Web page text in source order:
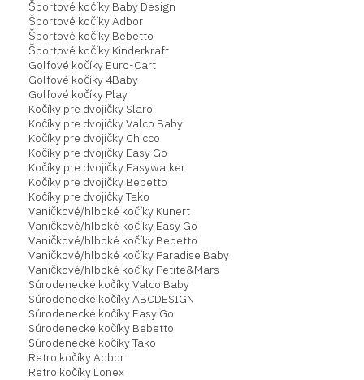
Športové kočíky Baby Design
Športové kočíky Adbor
Športové kočíky Bebetto
Športové kočíky Kinderkraft
Golfové kočíky Euro-Cart
Golfové kočíky 4Baby
Golfové kočíky Play
Kočíky pre dvojičky Slaro
Kočíky pre dvojičky Valco Baby
Kočíky pre dvojičky Chicco
Kočíky pre dvojičky Easy Go
Kočíky pre dvojičky Easywalker
Kočíky pre dvojičky Bebetto
Kočíky pre dvojičky Tako
Vaničkové/hlboké kočíky Kunert
Vaničkové/hlboké kočíky Easy Go
Vaničkové/hlboké kočíky Bebetto
Vaničkové/hlboké kočíky Paradise Baby
Vaničkové/hlboké kočíky Petite&Mars
Súrodenecké kočíky Valco Baby
Súrodenecké kočíky ABCDESIGN
Súrodenecké kočíky Easy Go
Súrodenecké kočíky Bebetto
Súrodenecké kočíky Tako
Retro kočíky Adbor
Retro kočíky Lonex